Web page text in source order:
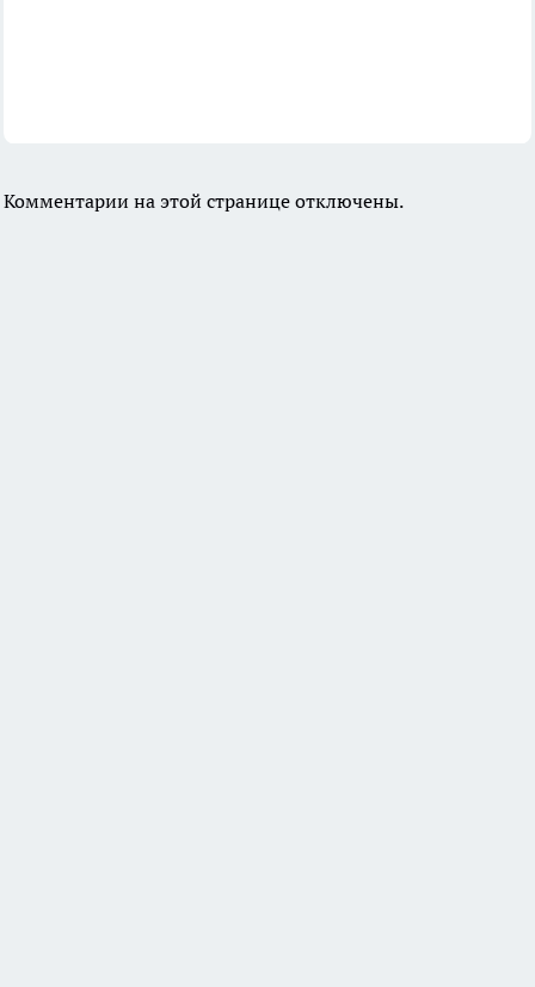
Комментарии на этой странице отключены.